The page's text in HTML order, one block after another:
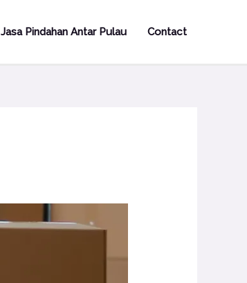
Jasa Pindahan Antar Pulau Contact